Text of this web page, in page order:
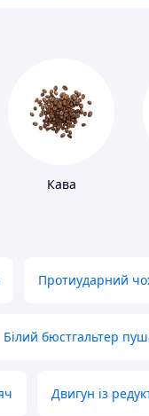
Кава
Протиударний
Білий бюстгальтер
Двигун із